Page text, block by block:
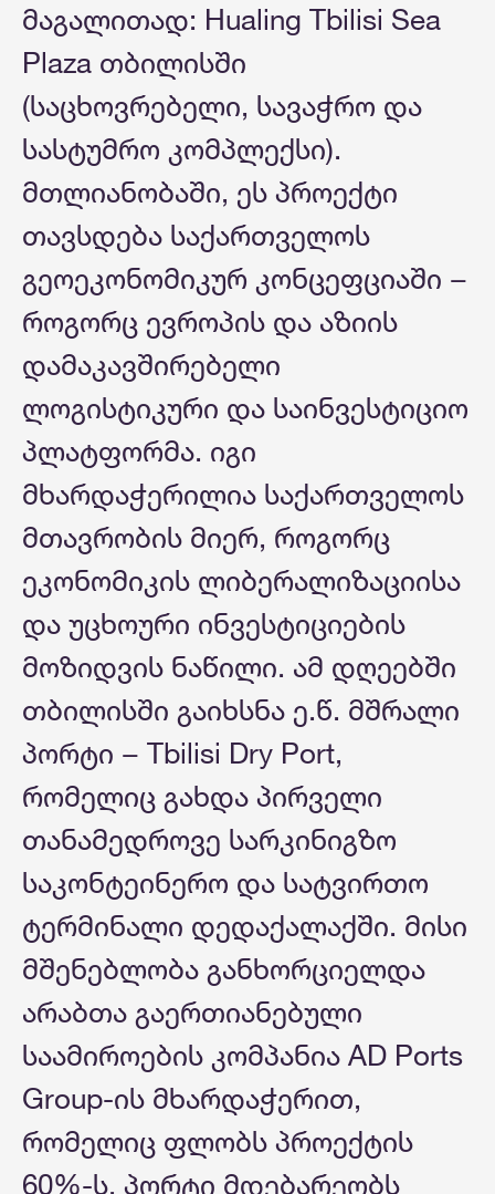
მაგალითად: Hualing Tbilisi Sea
Plaza თბილისში
(საცხოვრებელი, სავაჭრო და
სასტუმრო კომპლექსი).
მთლიანობაში, ეს პროექტი
თავსდება საქართველოს
გეოეკონომიკურ კონცეფციაში −
როგორც ევროპის და აზიის
დამაკავშირებელი
ლოგისტიკური და საინვესტიციო
პლატფორმა. იგი
მხარდაჭერილია საქართველოს
მთავრობის მიერ, როგორც
ეკონომიკის ლიბერალიზაციისა
და უცხოური ინვესტიციების
მოზიდვის ნაწილი. ამ დღეებში
თბილისში გაიხსნა ე.წ. მშრალი
პორტი − Tbilisi Dry Port,
რომელიც გახდა პირველი
თანამედროვე სარკინიგზო
საკონტეინერო და სატვირთო
ტერმინალი დედაქალაქში. მისი
მშენებლობა განხორციელდა
არაბთა გაერთიანებული
საამიროების კომპანია AD Ports
Group-ის მხარდაჭერით,
რომელიც ფლობს პროექტის
60%-ს. პორტი მდებარეობს